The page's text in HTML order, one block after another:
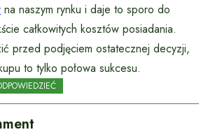
na naszym rynku i daje to sporo do
całkowitych kosztów posiadania.
przed podjęciem ostatecznej decyzji,
to tylko połowa sukcesu.